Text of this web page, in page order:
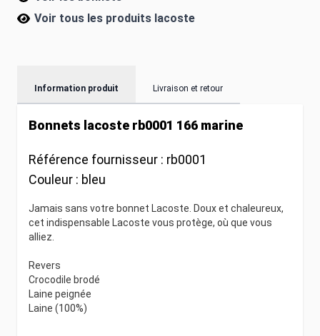
Voir tous les produits lacoste
Information produit Livraison et retour
Bonnets lacoste rb0001 166 marine
Référence fournisseur : rb0001
Couleur : bleu
Jamais sans votre bonnet Lacoste. Doux et chaleureux,
cet indispensable Lacoste vous protège, où que vous
alliez.
Revers
Crocodile brodé
Laine peignée
Laine (100%)